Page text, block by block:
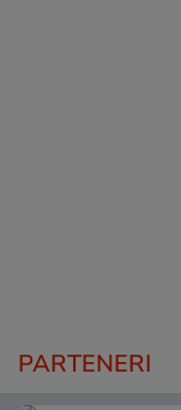
PARTENERI